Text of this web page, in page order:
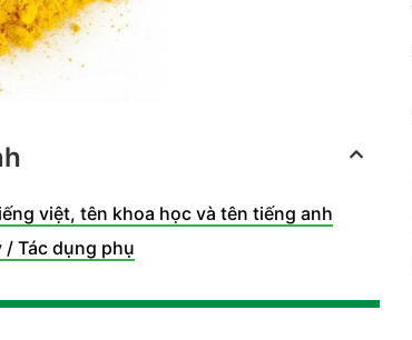
việt, tên khoa học và tên tiếng anh
/ Tác dụng phụ